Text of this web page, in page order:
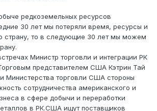
редкоземельных ресурсов
30 лет мы потеряли время, ресурсы и
страну, то в следующие 30 лет мы можем
Министр торговли и интеграции РК
представителем США Кэтрин Тай
Министерства торговли США стороны
сотрудничества американского и
в сфере добычи и переработки
в РК.США ищут поставщиков